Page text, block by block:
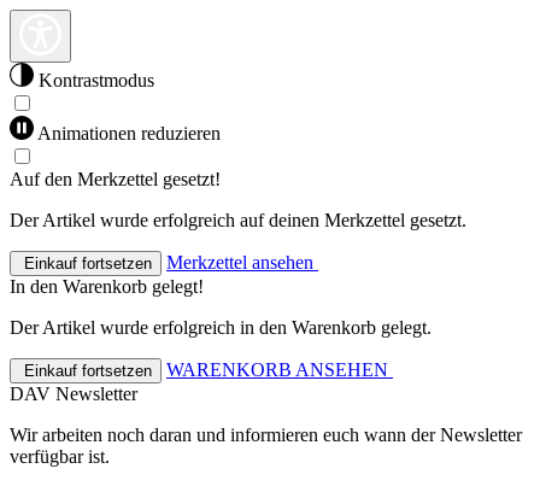
Kontrastmodus
Animationen reduzieren
Auf den Merkzettel gesetzt!
Der Artikel wurde erfolgreich auf deinen Merkzettel gesetzt.
Einkauf fortsetzen
Merkzettel ansehen
In den Warenkorb gelegt!
Der Artikel wurde erfolgreich in den Warenkorb gelegt.
Einkauf fortsetzen
WARENKORB ANSEHEN
DAV Newsletter
Wir arbeiten noch daran und informieren euch wann der Newsletter
verfügbar ist.